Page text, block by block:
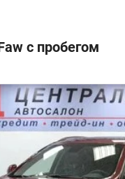
с пробегом